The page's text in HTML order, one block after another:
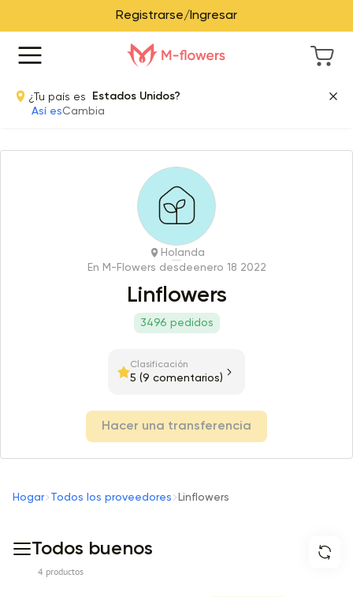
Registrarse/Ingresar
¿Tu país es
Estados Unidos?
Así esCambia
Holanda
En M-Flowers desdeenero 18 2022
Linflowers
3496 pedidos
Clasificación
5 (9 comentarios)
Hacer una transferencia
Hogar Todos los proveedores Linflowers
Todos buenos
4 productos